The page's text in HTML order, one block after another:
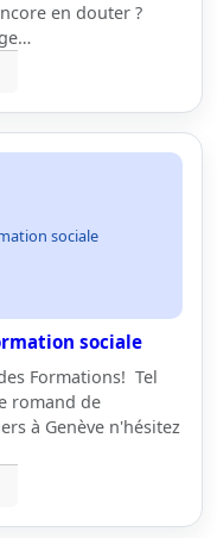
en douter ?
sociale
sociale
Formations! Tel
romand de
à Genève n'hésitez